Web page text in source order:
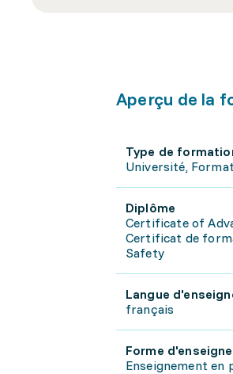
Aperçu de la
Type de
Université,
Diplôme
Certificate of
Certificat de
Safety
Langue
français
Forme
Enseignement en